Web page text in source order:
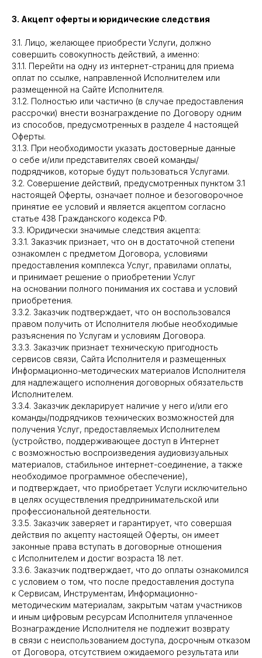
3. Акцепт оферты и юридические следствия
3.1. Лицо, желающее приобрести Услуги, должно
совершить совокупность действий, а именно:
3.1.1. Перейти на одну из интернет-страниц для приема
оплат по ссылке, направленной Исполнителем или
размещенной на Сайте Исполнителя.
3.1.2. Полностью или частично (в случае предоставления
рассрочки) внести вознаграждение по Договору одним
из способов, предусмотренных в разделе 4 настоящей
Оферты.
3.1.3. При необходимости указать достоверные данные
о себе и/или представителях своей команды/
подрядчиков, которые будут пользоваться Услугами.
3.2. Совершение действий, предусмотренных пунктом 3.1
настоящей Оферты, означает полное и безоговорочное
принятие ее условий и является акцептом согласно
статье 438 Гражданского кодекса РФ.
3.3. Юридически значимые следствия акцепта:
3.3.1. Заказчик признает, что он в достаточной степени
ознакомлен с предметом Договора, условиями
предоставления комплекса Услуг, правилами оплаты,
и принимает решение о приобретении Услуг
на основании полного понимания их состава и условий
приобретения.
3.3.2. Заказчик подтверждает, что он воспользовался
правом получить от Исполнителя любые необходимые
разъяснения по Услугам и условиям Договора.
3.3.3. Заказчик признает техническую пригодность
сервисов связи, Сайта Исполнителя и размещенных
Информационно-методических материалов Исполнителя
для надлежащего исполнения договорных обязательств
Исполнителем.
3.3.4. Заказчик декларирует наличие у него и/или его
команды/подрядчиков технических возможностей для
получения Услуг, предоставляемых Исполнителем
(устройство, поддерживающее доступ в Интернет
с возможностью воспроизведения аудиовизуальных
материалов, стабильное интернет-соединение, а также
необходимое программное обеспечение),
и подтверждает, что приобретает Услуги исключительно
в целях осуществления предпринимательской или
профессиональной деятельности.
3.3.5. Заказчик заверяет и гарантирует, что совершая
действия по акцепту настоящей Оферты, он имеет
законные права вступать в договорные отношения
с Исполнителем и достиг возраста 18 лет.
3.3.6. Заказчик подтверждает, что до оплаты ознакомился
с условием о том, что после предоставления доступа
к Сервисам, Инструментам, Информационно-
методическим материалам, закрытым чатам участников
и иным цифровым ресурсам Исполнителя уплаченное
Вознаграждение Исполнителя не подлежит возврату
в связи с неиспользованием доступа, досрочным отказом
от Договора, отсутствием ожидаемого результата или